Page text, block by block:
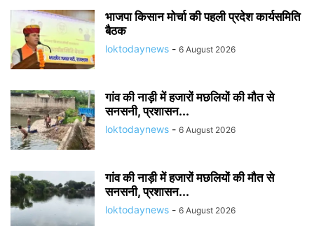
भाजपा किसान मोर्चा की पहली प्रदेश कार्यसमिति
बैठक
loktodaynews - 6 August 2026
गांव की नाड़ी में हजारों मछलियों की मौत से
सनसनी, प्रशासन...
loktodaynews - 6 August 2026
गांव की नाड़ी में हजारों मछलियों की मौत से
सनसनी, प्रशासन...
loktodaynews - 6 August 2026